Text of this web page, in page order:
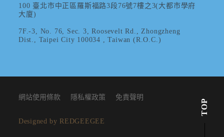
100 臺北市中正區羅斯福路3段76號7樓之3(大都市學府
大廈)
7F.-3, No. 76, Sec. 3, Roosevelt Rd., Zhongzheng
Dist., Taipei City 100034 , Taiwan (R.O.C.)
TOP
網站使用條款 隱私權政策 免責聲明
Designed by REDGEEGEE